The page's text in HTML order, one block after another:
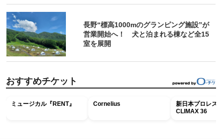
長野“標高1000mのグランピング施設”が
営業開始へ！ 犬と泊まれる棟など全15
室を展開
おすすめチケット
ミュージカル『RENT』 Cornelius
新日本プロレス
CLIMAX 36